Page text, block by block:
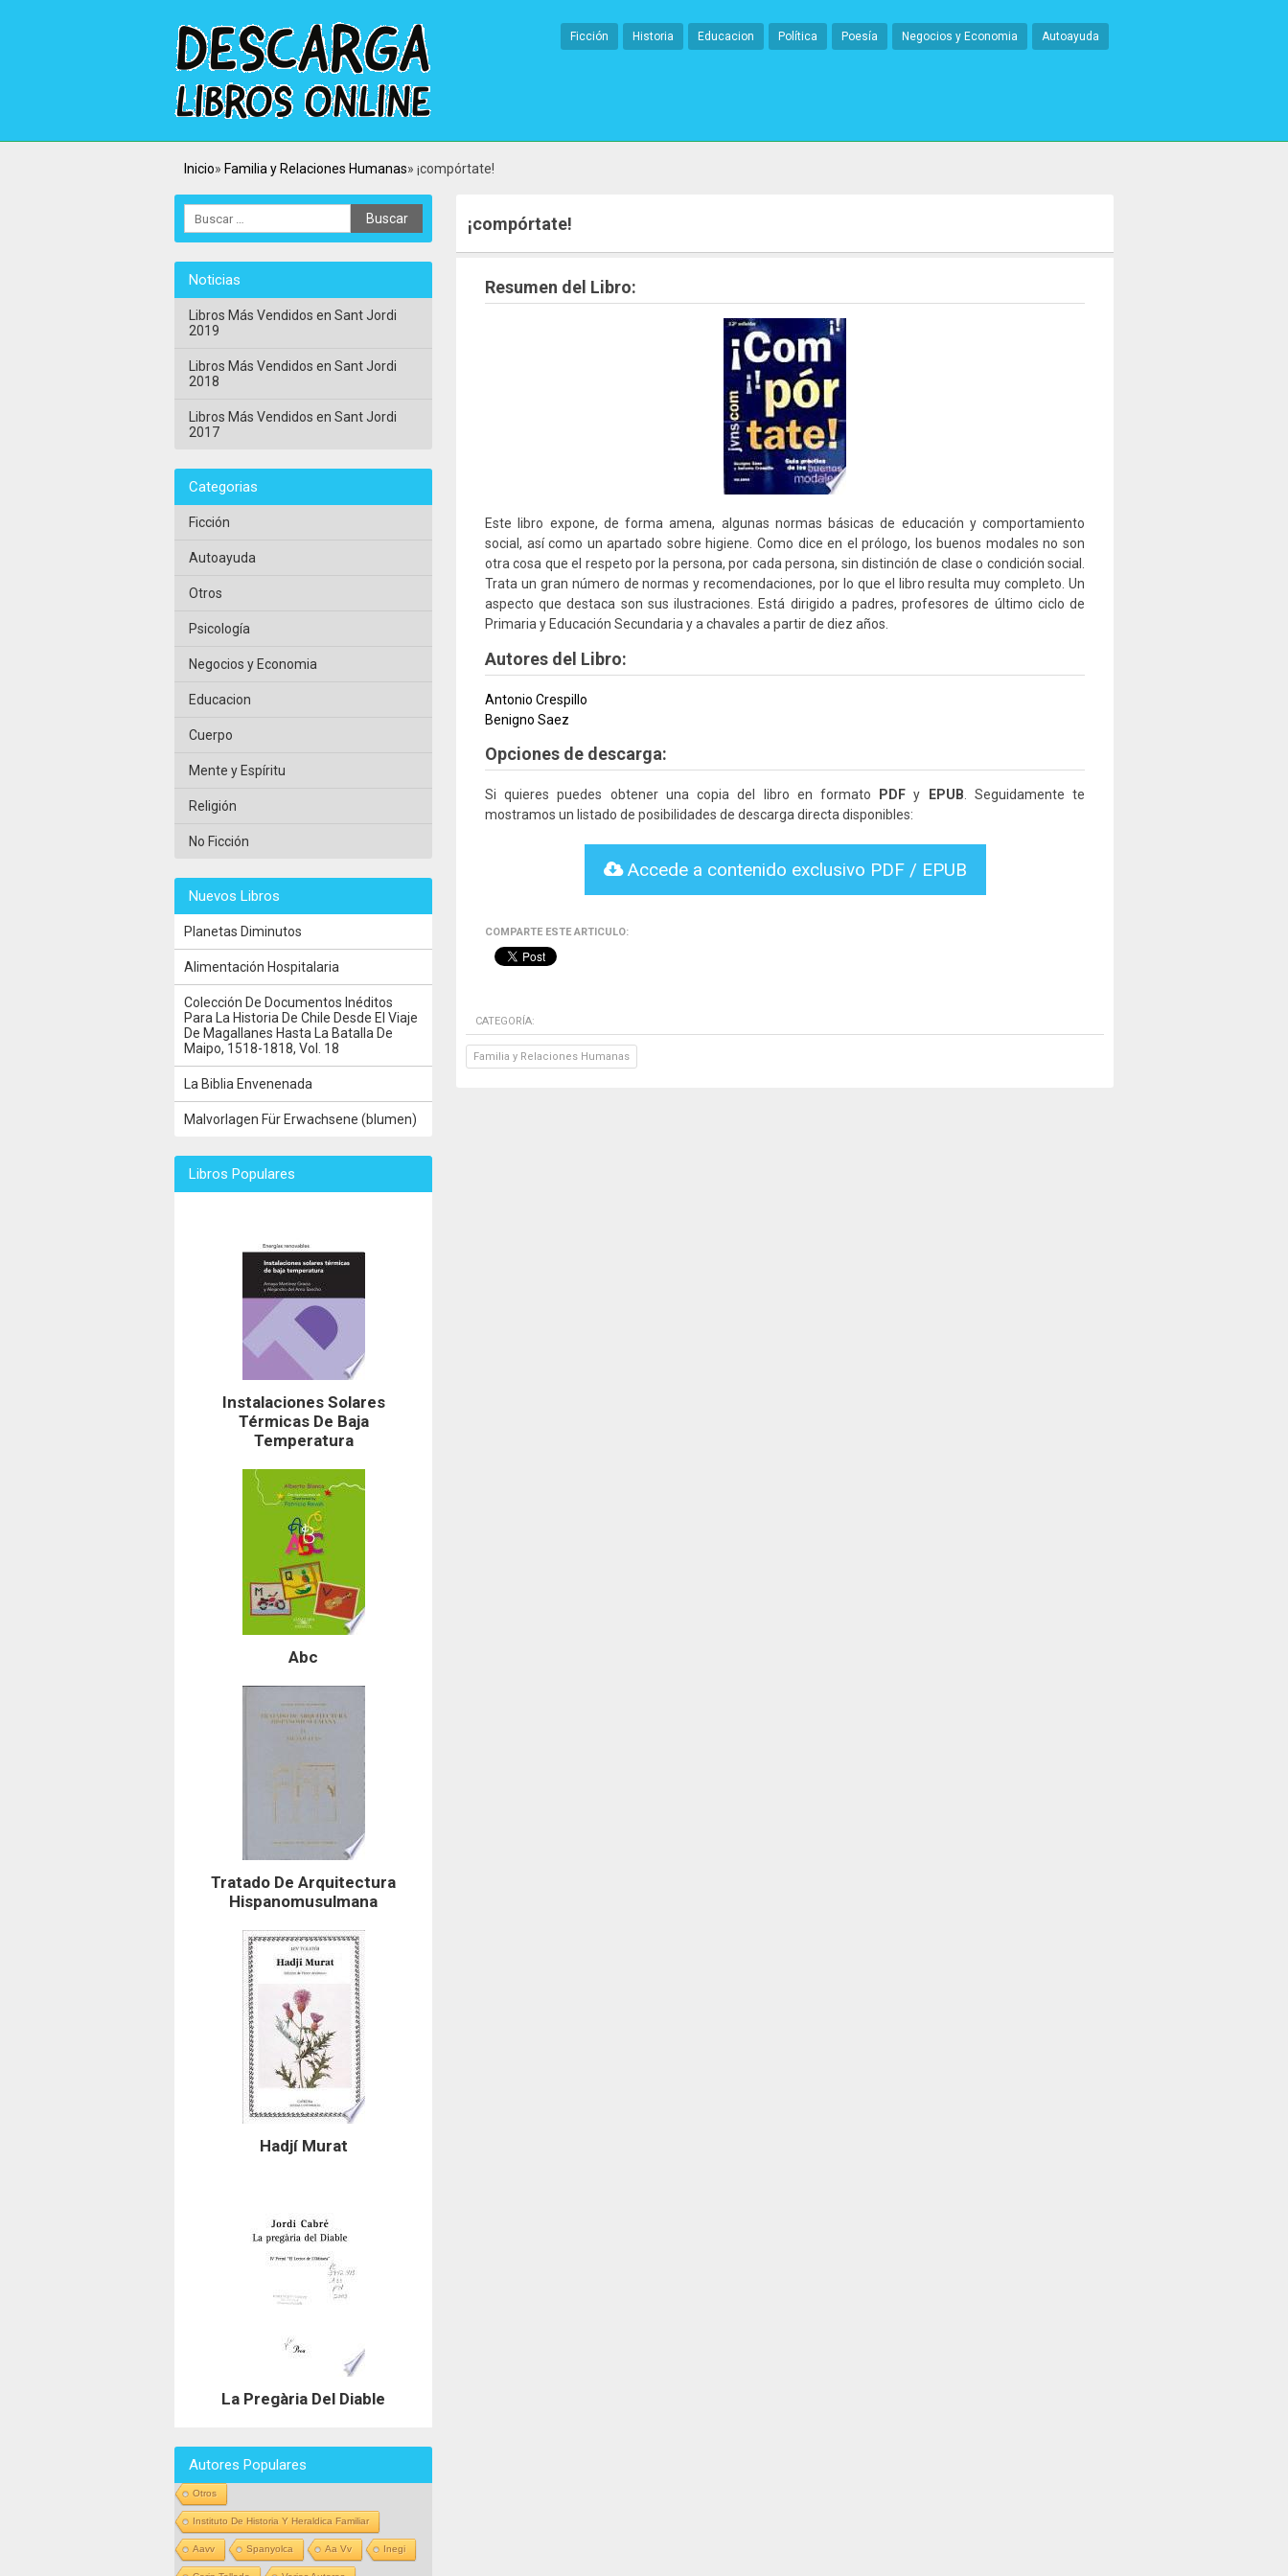
Ficción Historia Educacion Política Poesía Negocios y Economia Autoayuda
Inicio Familia y Relaciones Humanas ¡compórtate!
¡compórtate!
Resumen del Libro:
Este libro expone, de forma amena, algunas normas básicas de educación y comportamiento
social, así como un apartado sobre higiene. Como dice en el prólogo, los buenos modales no son
otra cosa que el respeto por la persona, por cada persona, sin distinción de clase o condición social.
Trata un gran número de normas y recomendaciones, por lo que el libro resulta muy completo. Un
aspecto que destaca son sus ilustraciones. Está dirigido a padres, profesores de último ciclo de
Primaria y Educación Secundaria y a chavales a partir de diez años.
Autores del Libro:
Antonio Crespillo
Benigno Saez
Opciones de descarga:
Si quieres puedes obtener una copia del libro en formato PDF y EPUB . Seguidamente te
mostramos un listado de posibilidades de descarga directa disponibles:
Accede a contenido exclusivo PDF / EPUB
COMPARTE ESTE ARTICULO:
CATEGORÍA:
Familia y Relaciones Humanas
Noticias
Libros Más Vendidos en Sant Jordi
2019
Libros Más Vendidos en Sant Jordi
2018
Libros Más Vendidos en Sant Jordi
2017
Categorias
Ficción
Autoayuda
Otros
Psicología
Negocios y Economia
Educacion
Cuerpo
Mente y Espíritu
Religión
No Ficción
Nuevos Libros
Planetas Diminutos
Alimentación Hospitalaria
Colección De Documentos Inéditos
Para La Historia De Chile Desde El Viaje
De Magallanes Hasta La Batalla De
Maipo, 1518-1818, Vol. 18
La Biblia Envenenada
Malvorlagen Für Erwachsene (blumen)
Libros Populares
Instalaciones Solares
Térmicas De Baja
Temperatura
Abc
Tratado De Arquitectura
Hispanomusulmana
Hadjí Murat
La Pregària Del Diable
Autores Populares
Otros
Instituto De Historia Y Heraldica Familiar
Aavv Spanyolca Aa Vv Inegi